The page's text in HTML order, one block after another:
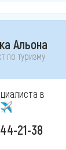
Альона
по туризму
в
21-38